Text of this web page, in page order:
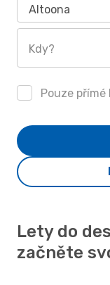
Altoona
Kdy?
Pouze přímé
Lety do
začněte